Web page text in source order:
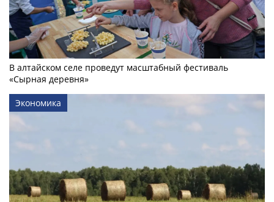
В алтайском селе проведут масштабный фестиваль
«Сырная деревня»
Экономика